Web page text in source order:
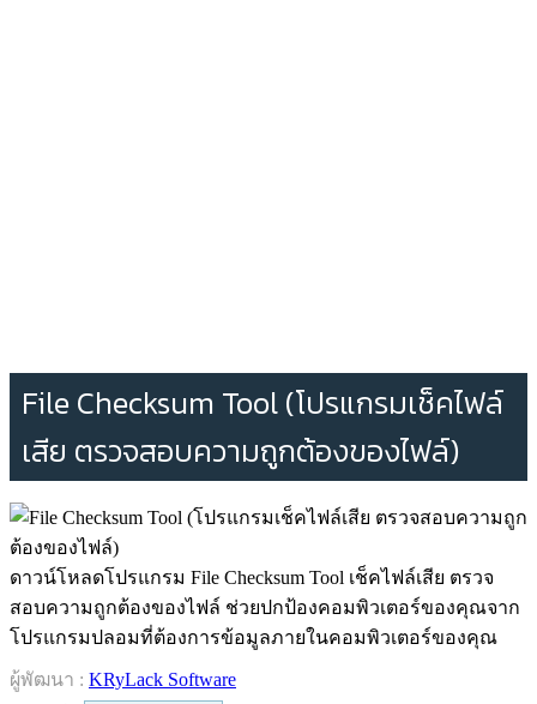
File Checksum Tool (โปรแกรมเช็คไฟล์
เสีย ตรวจสอบความถูกต้องของไฟล์)
ดาวน์โหลดโปรแกรม File Checksum Tool เช็คไฟล์เสีย ตรวจ
สอบความถูกต้องของไฟล์ ช่วยปกป้องคอมพิวเตอร์ของคุณจาก
โปรแกรมปลอมที่ต้องการข้อมูลภายในคอมพิวเตอร์ของคุณ
ผู้พัฒนา : KRyLack Software